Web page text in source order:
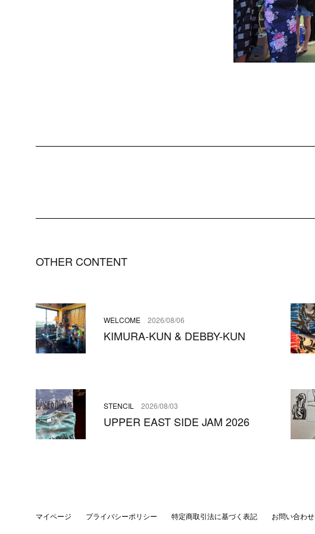
OTHER CONTENT
WELCOME 2026/08/06
KIMURA-KUN & DEBBY-KUN
STENCIL 2026/08/03
UPPER EAST SIDE JAM 2026
マイページ プライバシーポリシー 特定商取引法に基づく表記 お問い合わせ